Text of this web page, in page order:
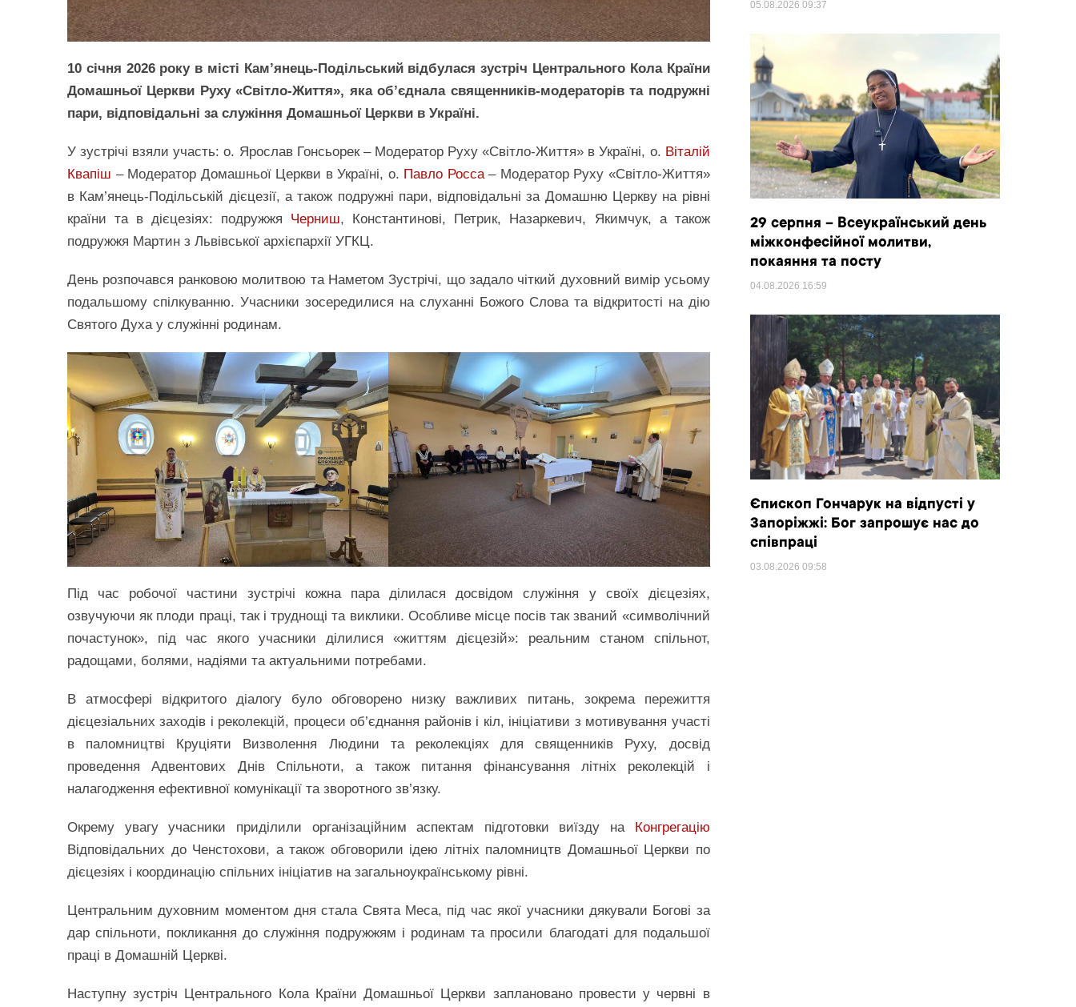
10 січня 2026 року в місті Кам’янець-Подільський відбулася зустріч Центрального Кола Країни
Домашньої Церкви Руху «Світло-Життя», яка об’єднала священників-модераторів та подружні
пари, відповідальні за служіння Домашньої Церкви в Україні.
У зустрічі взяли участь: о. Ярослав Гонсьорек – Модератор Руху «Світло-Життя» в Україні, о. Віталій
Квапіш – Модератор Домашньої Церкви в Україні, о. Павло Росса– Модератор Руху «Світло-Життя»
в Кам’янець-Подільській дієцезії, а також подружні пари, відповідальні за Домашню Церкву на рівні
країни та в дієцезіях: подружжя Черниш, Константинові, Петрик, Назаркевич, Якимчук, а також
подружжя Мартин з Львівської архієпархії УГКЦ.
День розпочався ранковою молитвою та Наметом Зустрічі, що задало чіткий духовний вимір усьому
подальшому спілкуванню. Учасники зосередилися на слуханні Божого Слова та відкритості на дію
Святого Духа у служінні родинам.
Під час робочої частини зустрічі кожна пара ділилася досвідом служіння у своїх дієцезіях,
озвучуючи як плоди праці, так і труднощі та виклики. Особливе місце посів так званий «символічний
почастунок», під час якого учасники ділилися «життям дієцезій»: реальним станом спільнот,
радощами, болями, надіями та актуальними потребами.
В атмосфері відкритого діалогу було обговорено низку важливих питань, зокрема пережиття
дієцезіальних заходів і реколекцій, процеси об’єднання районів і кіл, ініціативи з мотивування участі
в паломництві Круціяти Визволення Людини та реколекціях для священників Руху, досвід
проведення Адвентових Днів Спільноти, а також питання фінансування літніх реколекцій і
налагодження ефективної комунікації та зворотного зв’язку.
Окрему увагу учасники приділили організаційним аспектам підготовки виїзду на Конгрегацію
Відповідальних до Ченстохови, а також обговорили ідею літніх паломництв Домашньої Церкви по
дієцезіях і координацію спільних ініціатив на загальноукраїнському рівні.
Центральним духовним моментом дня стала Свята Меса, під час якої учасники дякували Богові за
дар спільноти, покликання до служіння подружжям і родинам та просили благодаті для подальшої
праці в Домашній Церкві.
Наступну зустріч Центрального Кола Країни Домашньої Церкви заплановано провести у червні в
05.08.2026 09:37
29 серпня – Всеукраїнський день
міжконфесійної молитви,
покаяння та посту
04.08.2026 16:59
Єпископ Гончарук на відпусті у
Запоріжжі: Бог запрошує нас до
співпраці
03.08.2026 09:58